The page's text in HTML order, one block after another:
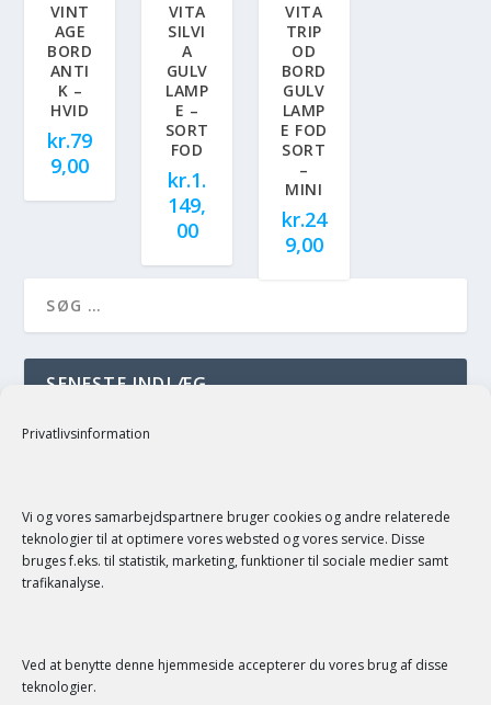
Privatlivsinformation
Vi og vores samarbejdspartnere bruger cookies og andre relaterede
teknologier til at optimere vores websted og vores service. Disse
bruges f.eks. til statistik, marketing, funktioner til sociale medier samt
trafikanalyse.
Ved at benytte denne hjemmeside accepterer du vores brug af disse
teknologier.
VINT
AGE
BORD
ANTI
K –
HVID
kr.79
9,00
VITA
SILVI
A
GULV
LAMP
E –
SORT
FOD
kr.1.
149,
00
VITA
TRIP
OD
BORD
GULV
LAMP
E FOD
SORT
–
MINI
kr.24
9,00
SENESTE INDLÆG
just a test
SENESTE KOMMENTARER
SERVICE